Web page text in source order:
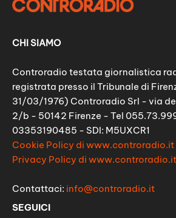
CHI SIAMO
Controradio testata giornalistica
registrata presso il Tribunale di
31/03/1976) Controradio Srl - via
2/b - 50142 Firenze - Tel
03353190485 - SDI: M5UXCR1
Cookie Policy di www.controradio.it
Privacy Policy di www.controradio.it
Contattaci: info@controradio.it
SEGUICI